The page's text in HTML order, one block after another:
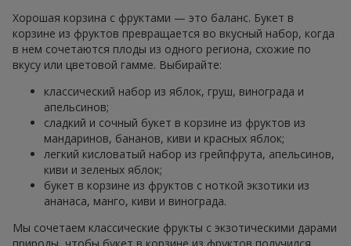
Хорошая корзина с фруктами — это баланс. Букет в
корзине из фруктов превращается во вкусный набор, когда
в нем сочетаются плоды из одного региона, схожие по
вкусу или цветовой гамме. Выбирайте:
классический набор из яблок, груш, винограда и
апельсинов;
сладкий и сочный букет в корзине из фруктов из
мандаринов, бананов, киви и красных яблок;
легкий кисловатый набор из грейпфрута, апельсинов,
киви и зеленых яблок;
букет в корзине из фруктов с ноткой экзотики из
ананаса, манго, киви и винограда.
Мы сочетаем классические фрукты с экзотическими дарами